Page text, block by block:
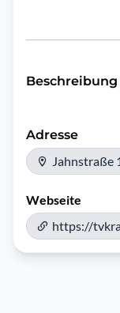
Beschreibung
Adresse
Jahnstraße
Webseite
https://